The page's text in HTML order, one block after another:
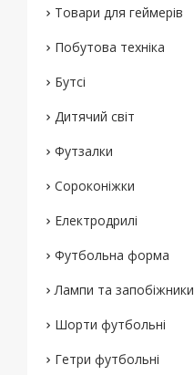
Товари для геймерів
Побутова техніка
Бутсі
Дитячий світ
Футзалки
Сороконіжки
Електродрилі
Футбольна форма
Лампи та запобіжники
Шорти футбольні
Гетри футбольні